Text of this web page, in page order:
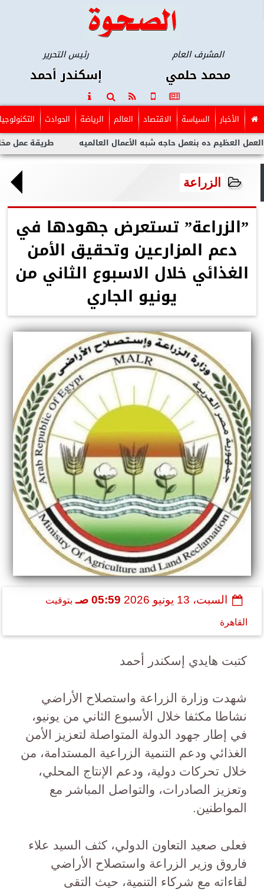
المشرف العام
محمد حلمي
رئيس التحرير
إسكندر أحمد
الأخبار السياسة الاقتصاد العالم الرياضة الحوادث التكنولوجيا
طريقة عمل مخلل الجزر ده بنعمل حاجه شبه الأعمال العالميه
الزراعة
”الزراعة” تستعرض جهودها في
دعم المزارعين وتحقيق الأمن
الغذائي خلال الاسبوع الثاني من
يونيو الجاري
السبت، 13 يونيو 2026 05:59 صـ بتوقيت
القاهرة
كتبت هايدي إسكندر أحمد
شهدت وزارة الزراعة واستصلاح الأراضي
نشاطا مكثفا خلال الأسبوع الثاني من يونيو،
في إطار جهود الدولة المتواصلة لتعزيز الأمن
الغذائي ودعم التنمية الزراعية المستدامة، من
خلال تحركات دولية، ودعم الإنتاج المحلي،
وتعزيز الصادرات، والتواصل المباشر مع
المواطنين.
فعلى صعيد التعاون الدولي، كثف السيد علاء
فاروق وزير الزراعة واستصلاح الأراضي
لقاءاته مع شركاء التنمية، حيث التقى